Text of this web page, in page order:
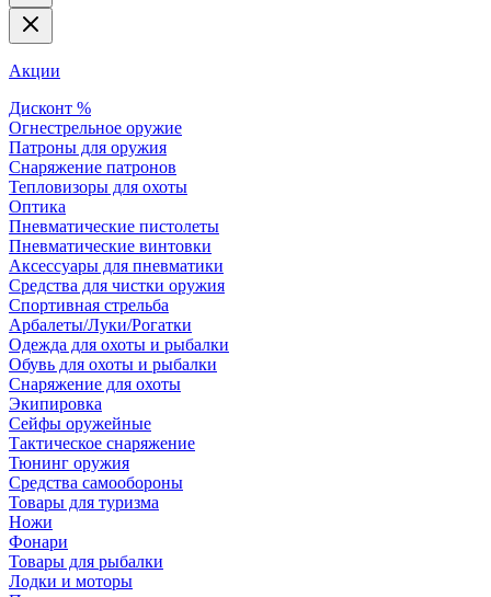
Акции
Дисконт %
Огнестрельное оружие
Патроны для оружия
Снаряжение патронов
Тепловизоры для охоты
Оптика
Пневматические пистолеты
Пневматические винтовки
Аксессуары для пневматики
Средства для чистки оружия
Спортивная стрельба
Арбалеты/Луки/Рогатки
Одежда для охоты и рыбалки
Обувь для охоты и рыбалки
Снаряжение для охоты
Экипировка
Сейфы оружейные
Тактическое снаряжение
Тюнинг оружия
Средства самообороны
Товары для туризма
Ножи
Фонари
Товары для рыбалки
Лодки и моторы